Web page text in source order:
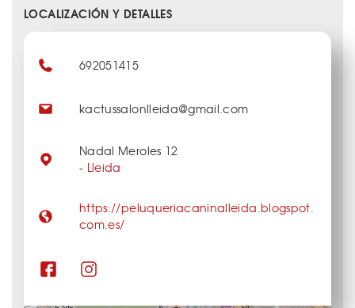
LOCALIZACIÓN Y DETALLES
692051415
kactussalonlleida@gmail.com
Nadal Meroles 12
- Lleida
https://peluqueriacaninalleida.blogspot.
com.es/